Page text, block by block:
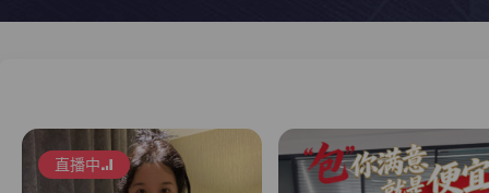
直播中